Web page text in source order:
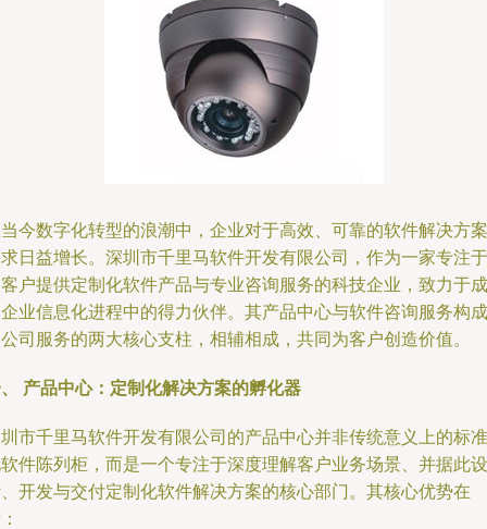
今数字化转型的浪潮中，企业对于高效、可靠的软件解决方案
日益增长。深圳市千里马软件开发有限公司，作为一家专注于
户提供定制化软件产品与专业咨询服务的科技企业，致力于成
业信息化进程中的得力伙伴。其产品中心与软件咨询服务构成
司服务的两大核心支柱，相辅相成，共同为客户创造价值。
产品中心：定制化解决方案的孵化器
市千里马软件开发有限公司的产品中心并非传统意义上的标准
件陈列柜，而是一个专注于深度理解客户业务场景、并据此设
开发与交付定制化软件解决方案的核心部门。其核心优势在